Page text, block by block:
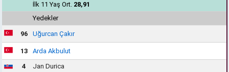
İlk 11 Yaş Ort. 28,91
Yedekler
96 Uğurcan Çakır
13
Arda Akbulut
4
Jan Durica